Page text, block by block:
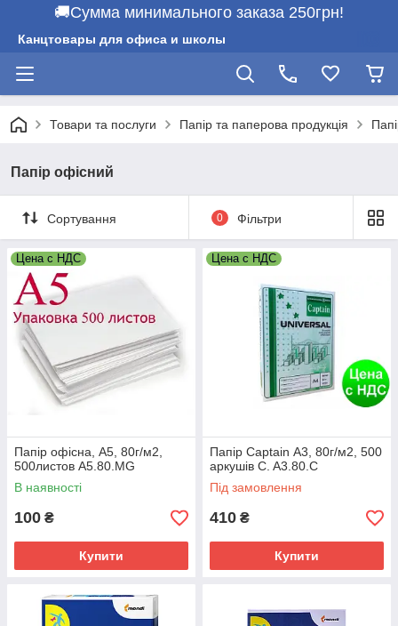
🚚Сумма минимального заказа 250грн!
Канцтовары для офиса и школы
Товари та послуги Папір та паперова продукція
Папір офісний
Сортування 0 Фільтри
Цена с НДС
Папір офісна, А5, 80г/м2,
500листов A5.80.MG
В наявності
100 ₴
Купити
Цена с НДС
Папір Captain А3, 80г/м2, 500
аркушів C. A3.80.C
Під замовлення
410 ₴
Купити